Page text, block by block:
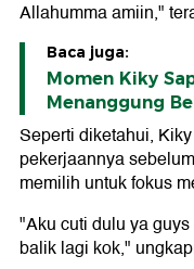
Allahumma amiin,"
Baca juga:
Momen Kiky
Menanggung
Seperti diketahui,
pekerjaannya
memilih untuk fokus
"Aku cuti dulu ya
balik lagi kok,"